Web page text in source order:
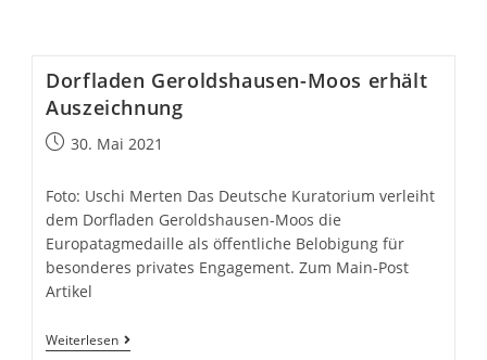
Dorfladen Geroldshausen-Moos erhält
Auszeichnung
Beitrag30. Mai 2021
Foto: Uschi Merten Das Deutsche Kuratorium verleiht
dem Dorfladen Geroldshausen-Moos die
Europatagmedaille als öffentliche Belobigung für
besonderes privates Engagement. Zum Main-Post
Artikel
Weiterlesen Dorfladen